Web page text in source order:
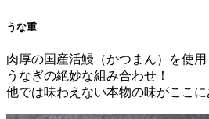
うな重
肉厚の国産活鰻（かつまん）を使
うなぎの絶妙な組み合わせ！
他では味わえない本物の味がここに